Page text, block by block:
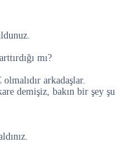
mı?
arkadaşlar.
demişiz, bakın bir şey şu